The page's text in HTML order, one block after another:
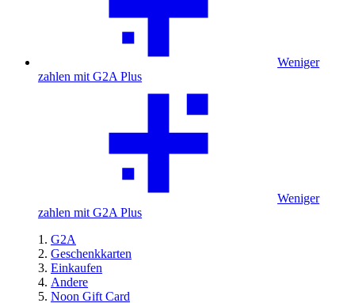
Weniger
zahlen mit G2A Plus
Weniger
zahlen mit G2A Plus
G2A
Geschenkkarten
Einkaufen
Andere
Noon Gift Card